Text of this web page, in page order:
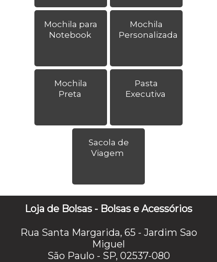
Mochila para
Notebook
Mochila
Personalizada
Mochila
Preta
Pasta
Executiva
Sacola de
Viagem
Loja de Bolsas - Bolsas e Acessórios
Rua Santa Margarida, 65 - Jardim Sao
Miguel
São Paulo - SP, 02537-080